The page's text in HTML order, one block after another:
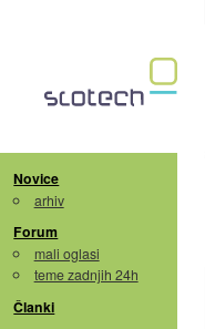
Novice
arhiv
Forum
mali oglasi
teme zadnjih 24h
Članki